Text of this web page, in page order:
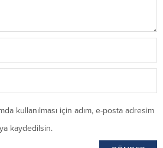
kullanılması için adım, e-posta adresim
kaydedilsin.